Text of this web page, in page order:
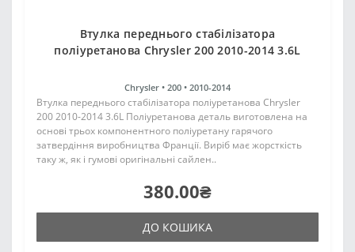
Втулка переднього стабілізатора
поліуретанова Chrysler 200 2010-2014 3.6L
Chrysler • 200 • 2010-2014
Втулка переднього стабілізатора поліуретанова Chrysler
200 2010-2014 3.6L Поліуретанова деталь виготовлена на
основі трьох компонентного поліуретану гарячого
затвердіння виробництва Франції. Виріб має жорсткість
таку ж, як і гумові оригінальні сайлен..
380.00₴
ДО КОШИКА